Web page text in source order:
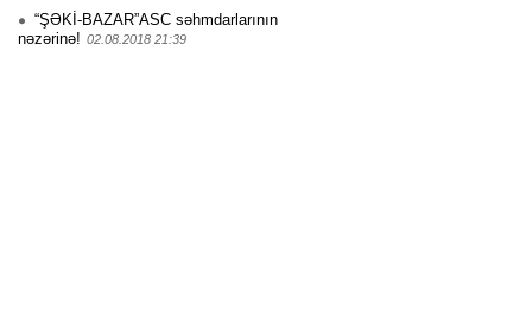
“ŞƏKİ-BAZAR”ASC səhmdarlarının
nəzərinə! 02.08.2018 21:39